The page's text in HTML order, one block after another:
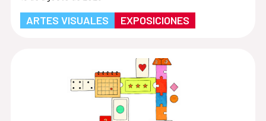
ARTES VISUALES EXPOSICIONES